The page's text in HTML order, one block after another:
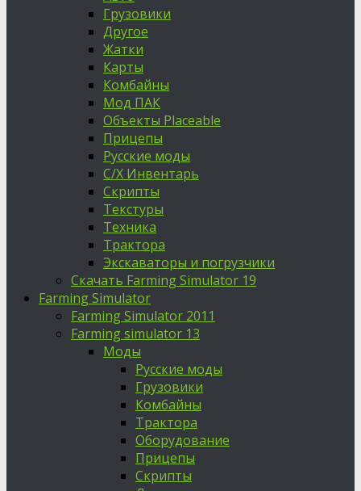
Грузовики
Другое
Жатки
Карты
Комбайны
Мод ПАК
Объекты Placeable
Прицепы
Русские моды
С/Х Инвентарь
Скрипты
Текстуры
Техника
Трактора
Экскаваторы и погрузчики
Скачать Farming Simulator 19
Farming Simulator
Farming Simulator 2011
Farming simulator 13
Моды
Русские моды
Грузовики
Комбайны
Трактора
Оборудование
Прицепы
Скрипты